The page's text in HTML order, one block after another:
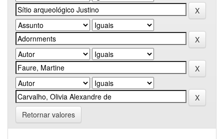
Retornar valores